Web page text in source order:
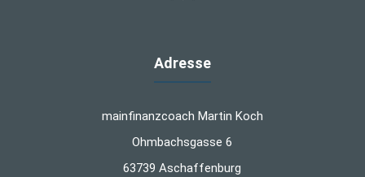
Adresse
mainfinanzcoach Martin Koch
Ohmbachsgasse 6
63739 Aschaffenburg